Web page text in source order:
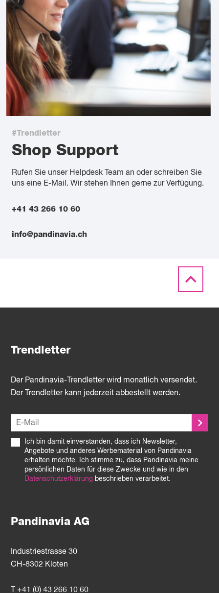
#Trendletter
Shop Support
Rufen Sie unser Helpdesk Team an oder schreiben Sie
uns eine E-Mail. Wir stehen Ihnen gerne zur Verfügung.
+41 43 266 10 60
info@pandinavia.ch
Pandinavia AG
Industriestrasse 30
CH-8302 Kloten
T +41 (0) 43 266 10 60
Trendletter
Der Pandinavia-Trendletter wird monatlich versendet.
Der Trendletter kann jederzeit abbestellt werden.
Ich bin damit einverstanden, dass ich Newsletter,
Angebote und anderes Werbematerial von Pandinavia
erhalten möchte. Ich stimme zu, dass Pandinavia meine
persönlichen Daten für diese Zwecke und wie in den
Datenschutzerklärung beschrieben verarbeitet.